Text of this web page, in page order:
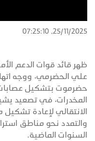
25/11/2025, 07:25:10
ظهر قائد قوات الدعم
علي الحضرمي، ووجه
حضرموت بتشكيل
المخدرات، في تصعيد
الانتقالي لإعادة
والتمدد نحو مناطق
السنوات الماضية.